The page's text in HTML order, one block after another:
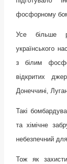
фосфорному
Усе більше
українського
з білим
відкритих
Донеччині,
Такі
та хімічне
небезпечний
Тож як